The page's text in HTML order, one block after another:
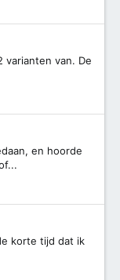
varianten van. De
en hoorde
korte tijd dat ik